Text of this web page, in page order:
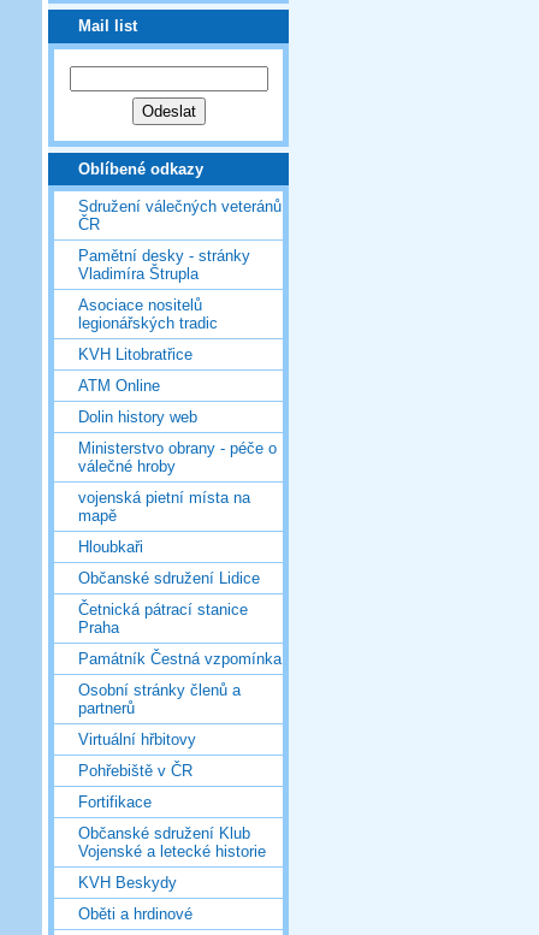
Mail list
Oblíbené odkazy
Sdružení válečných veteránů
ČR
Pamětní desky - stránky
Vladimíra Štrupla
Asociace nositelů
legionářských tradic
KVH Litobratřice
ATM Online
Dolin history web
Ministerstvo obrany - péče o
válečné hroby
vojenská pietní místa na
mapě
Hloubkaři
Občanské sdružení Lidice
Četnická pátrací stanice
Praha
Památník Čestná vzpomínka
Osobní stránky členů a
partnerů
Virtuální hřbitovy
Pohřebiště v ČR
Fortifikace
Občanské sdružení Klub
Vojenské a letecké historie
KVH Beskydy
Oběti a hrdinové